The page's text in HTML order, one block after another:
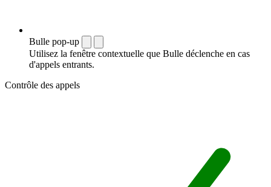
Bulle pop-up
Utilisez la fenêtre contextuelle que Bulle déclenche en cas
d'appels entrants.
Contrôle des appels